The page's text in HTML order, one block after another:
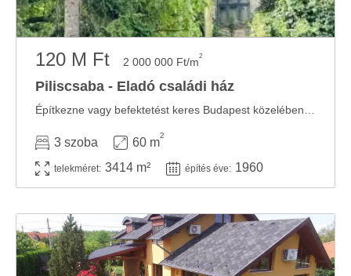
120 M Ft 2 000 000 Ft/m2
Piliscsaba - Eladó családi ház
3 szoba 60 m
2
telekméret: 3414 m² építés éve: 1960